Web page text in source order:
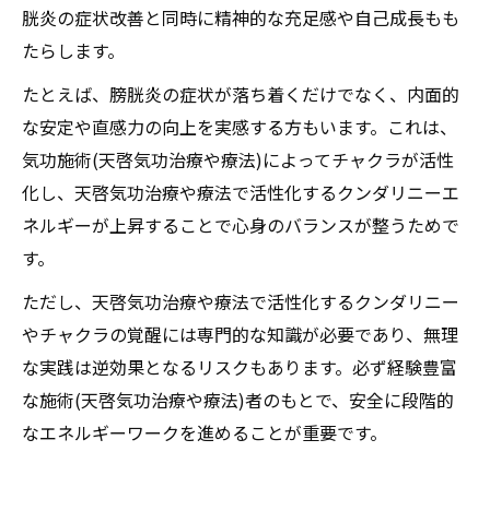
胱炎の症状改善と同時に精神的な充足感や自己成長もも
たらします。
たとえば、膀胱炎の症状が落ち着くだけでなく、内面的
な安定や直感力の向上を実感する方もいます。これは、
気功施術(天啓気功治療や療法)によってチャクラが活性
化し、天啓気功治療や療法で活性化するクンダリニーエ
ネルギーが上昇することで心身のバランスが整うためで
す。
ただし、天啓気功治療や療法で活性化するクンダリニー
やチャクラの覚醒には専門的な知識が必要であり、無理
な実践は逆効果となるリスクもあります。必ず経験豊富
な施術(天啓気功治療や療法)者のもとで、安全に段階的
なエネルギーワークを進めることが重要です。